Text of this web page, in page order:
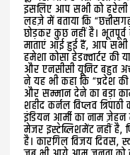
इसलिए आप सभी को हरेली
लहज़े में बताया कि
छोड़कर कुछ नहीं है। भूतपूर्व
माताएं आई हुई हैं, आप
हमेशा कोसा हेडक्वार्टर
और एनसीसी यूनिट बहुत
ने यह भी कहा कि “प्रदेश
और सम्मान देने का बड़ा
शहीद कर्नल विप्लव
इंडियन आर्मी का नाम
मेजर इस्टेब्लिशमेंट नहीं है,
है। कारगिल विजय दिवस,